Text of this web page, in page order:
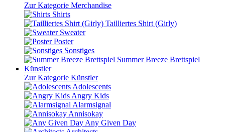
Zur Kategorie Merchandise
Shirts
Tailliertes Shirt (Girly)
Sweater
Poster
Sonstiges
Summer Breeze Brettspiel
Künstler
Zur Kategorie Künstler
Adolescents
Angry Kids
Alarmsignal
Annisokay
Any Given Day